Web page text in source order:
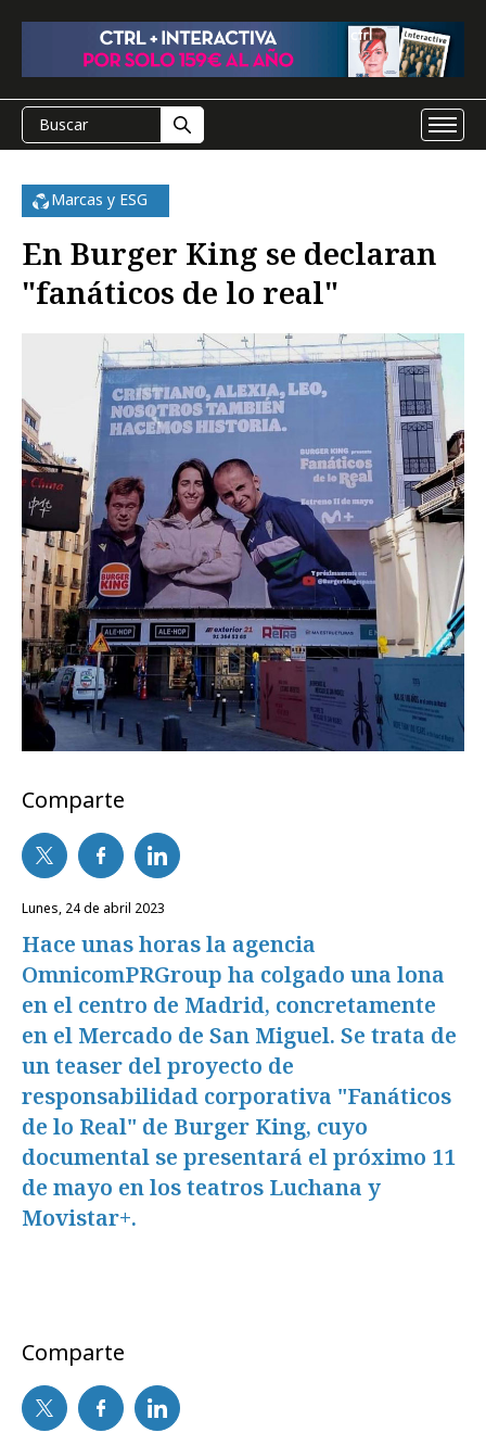
Marcas y ESG
En Burger King se declaran
"fanáticos de lo real"
Comparte
lunes, 24 de abril 2023
Hace unas horas la agencia
OmnicomPRGroup ha colgado una lona
en el centro de Madrid, concretamente
en el Mercado de San Miguel. Se trata de
un teaser del proyecto de
responsabilidad corporativa "Fanáticos
de lo Real" de Burger King, cuyo
documental se presentará el próximo 11
de mayo en los teatros Luchana y
Movistar+. ​
Comparte